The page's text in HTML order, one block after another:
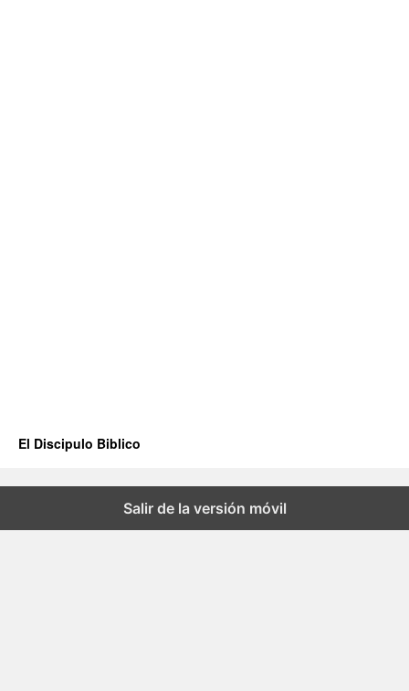
El Discipulo Biblico
Salir de la versión móvil